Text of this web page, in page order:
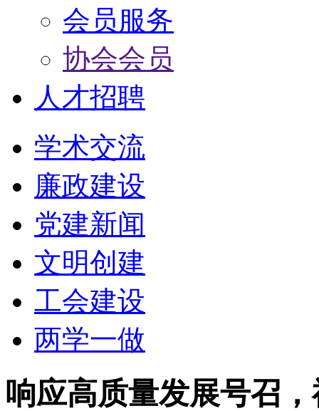
会员服务
协会会员
人才招聘
学术交流
廉政建设
党建新闻
文明创建
工会建设
两学一做
响应高质量发展号召